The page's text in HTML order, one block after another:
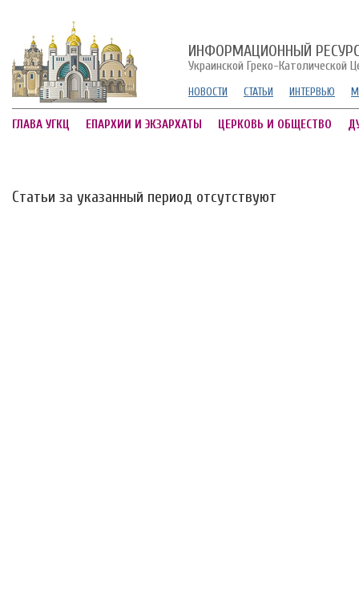
ИНФОРМАЦИОННЫЙ
Украинской Греко-Католической
НОВОСТИ СТАТЬИ ИНТЕРВЬЮ
ГЛАВА УГКЦ ЕПАРХИИ И ЭКЗАРХАТЫ ЦЕРКОВЬ И ОБЩЕСТВО
Статьи за указанный период отсутствуют